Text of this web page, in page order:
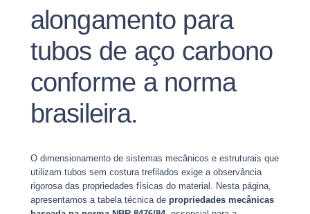
alongamento para
tubos de aço carbono
conforme a norma
brasileira.
O dimensionamento de sistemas mecânicos e estruturais que
utilizam tubos sem costura trefilados exige a observância
rigorosa das propriedades físicas do material. Nesta página,
apresentamos a tabela técnica de propriedades mecânicas